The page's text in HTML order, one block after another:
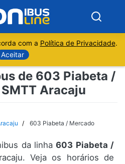
com a Política de Privacidade.
Aceitar
de 603 Piabeta /
Aracaju
603 Piabeta / Mercado
da linha603 Piabeta /
Veja os horários de